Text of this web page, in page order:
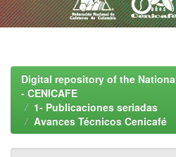
Digital repository of the
- CENICAFE
1- Publicaciones seriadas
Avances Técnicos Cenicafé